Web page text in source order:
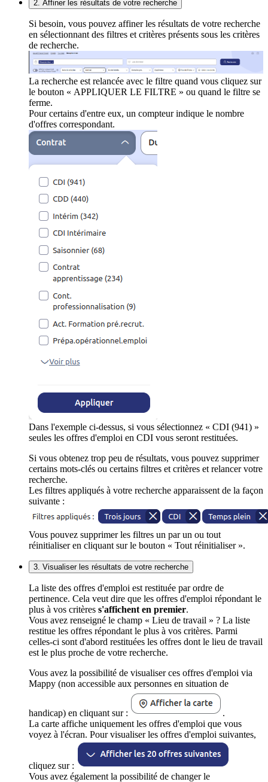
2. Affiner les résultats de votre recherche
Si besoin, vous pouvez affiner les résultats de votre recherche
en sélectionnant des filtres et critères présents sous les critères
de recherche.
La recherche est relancée avec le filtre quand vous cliquez sur
le bouton « APPLIQUER LE FILTRE » ou quand le filtre se
ferme.
Pour certains d'entre eux, un compteur indique le nombre
d'offres correspondant.
Dans l'exemple ci-dessus, si vous sélectionnez « CDI (941) »
seules les offres d'emploi en CDI vous seront restituées.
Si vous obtenez trop peu de résultats, vous pouvez supprimer
certains mots-clés ou certains filtres et critères et relancer votre
recherche.
Les filtres appliqués à votre recherche apparaissent de la façon
suivante :
Vous pouvez supprimer les filtres un par un ou tout
réinitialiser en cliquant sur le bouton « Tout réinitialiser ».
3. Visualiser les résultats de votre recherche
La liste des offres d'emploi est restituée par ordre de
pertinence. Cela veut dire que les offres d'emploi répondant le
plus à vos critères s'affichent en premier.
Vous avez renseigné le champ « Lieu de travail » ? La liste
restitue les offres répondant le plus à vos critères. Parmi
celles-ci sont d'abord restituées les offres dont le lieu de travail
est le plus proche de votre recherche.
Vous avez la possibilité de visualiser ces offres d'emploi via
Mappy (non accessible aux personnes en situation de
handicap) en cliquant sur :
.
La carte affiche uniquement les offres d'emploi que vous
voyez à l'écran. Pour visualiser les offres d'emploi suivantes,
cliquez sur :
Vous avez également la possibilité de changer le